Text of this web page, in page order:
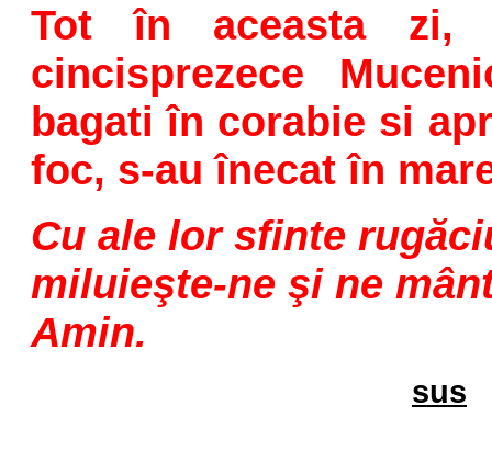
Tot în aceasta zi,
cincisprezece
bagati în corabie si
foc, s-au înecat în
Cu ale lor sfinte
miluieşte-ne şi ne
Amin.
sus